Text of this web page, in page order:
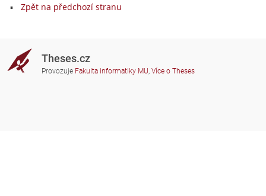
Zpět na předchozí stranu
Theses.cz
Provozuje Fakulta informatiky MU, Více o Theses